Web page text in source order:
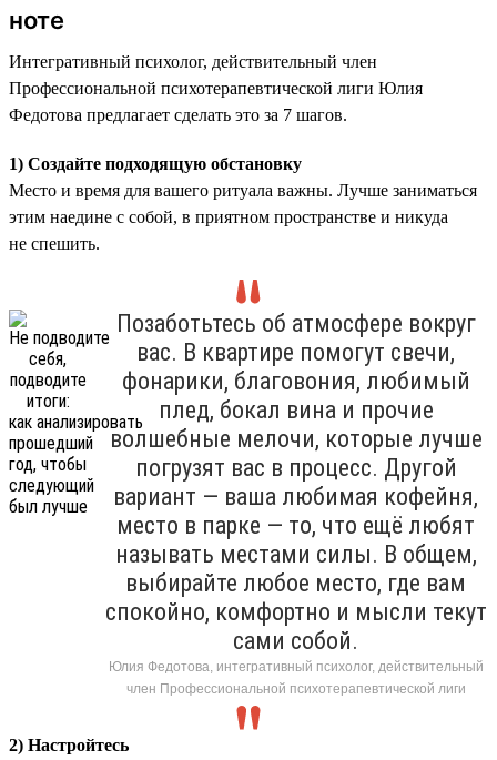
ноте
Интегративный психолог, действительный член
Профессиональной психотерапевтической лиги Юлия
Федотова предлагает сделать это за 7 шагов.
1) Создайте подходящую обстановку
Место и время для вашего ритуала важны. Лучше заниматься
этим наедине с собой, в приятном пространстве и никуда
не спешить.
Позаботьтесь об атмосфере вокруг
вас. В квартире помогут свечи,
фонарики, благовония, любимый
плед, бокал вина и прочие
волшебные мелочи, которые лучше
погрузят вас в процесс. Другой
вариант — ваша любимая кофейня,
место в парке — то, что ещё любят
называть местами силы. В общем,
выбирайте любое место, где вам
спокойно, комфортно и мысли текут
сами собой.
Юлия Федотова, интегративный психолог, действительный
член Профессиональной психотерапевтической лиги
2) Настройтесь